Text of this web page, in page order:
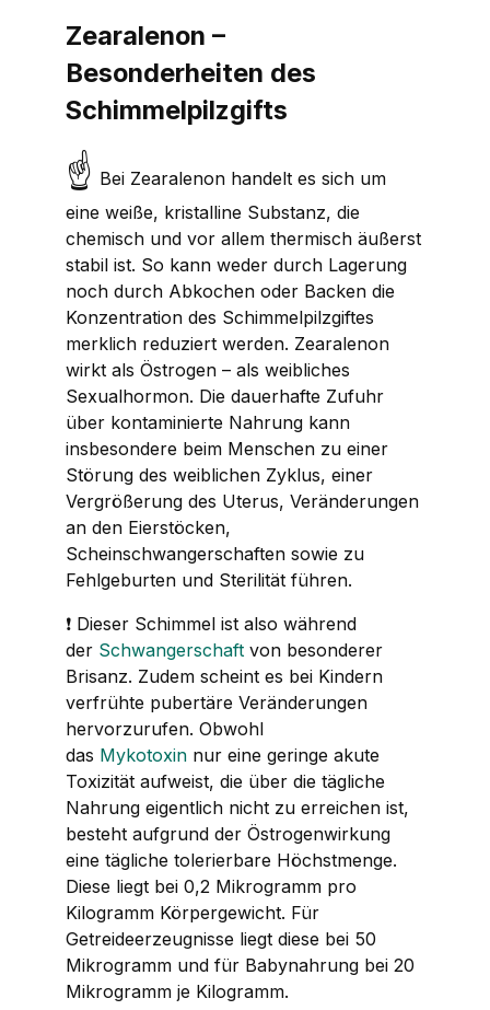
Zearalenon –
Besonderheiten des
Schimmelpilzgifts
☝ Bei Zearalenon handelt es sich um
eine weiße, kristalline Substanz, die
chemisch und vor allem thermisch äußerst
stabil ist. So kann weder durch Lagerung
noch durch Abkochen oder Backen die
Konzentration des Schimmelpilzgiftes
merklich reduziert werden. Zearalenon
wirkt als Östrogen – als weibliches
Sexualhormon. Die dauerhafte Zufuhr
über kontaminierte Nahrung kann
insbesondere beim Menschen zu einer
Störung des weiblichen Zyklus, einer
Vergrößerung des Uterus, Veränderungen
an den Eierstöcken,
Scheinschwangerschaften sowie zu
Fehlgeburten und Sterilität führen.
❗ Dieser Schimmel ist also während
der Schwangerschaft von besonderer
Brisanz. Zudem scheint es bei Kindern
verfrühte pubertäre Veränderungen
hervorzurufen. Obwohl
das Mykotoxin nur eine geringe akute
Toxizität aufweist, die über die tägliche
Nahrung eigentlich nicht zu erreichen ist,
besteht aufgrund der Östrogenwirkung
eine tägliche tolerierbare Höchstmenge.
Diese liegt bei 0,2 Mikrogramm pro
Kilogramm Körpergewicht. Für
Getreideerzeugnisse liegt diese bei 50
Mikrogramm und für Babynahrung bei 20
Mikrogramm je Kilogramm.